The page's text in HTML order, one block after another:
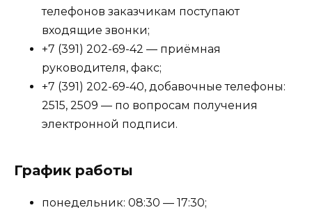
телефонов заказчикам поступают
входящие звонки;
+7 (391) 202-69-42 — приёмная
руководителя, факс;
+7 (391) 202-69-40, добавочные телефоны:
2515, 2509 — по вопросам получения
электронной подписи.
График работы
понедельник: 08:30 — 17:30;